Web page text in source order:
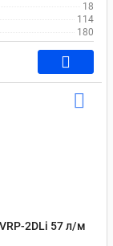
18
114
180
2DLi 57 л/м